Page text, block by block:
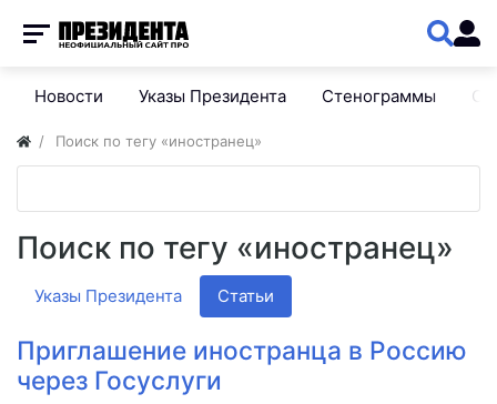
Новости Указы Президента Стенограммы
Поиск по тегу «иностранец»
Поиск по тегу «иностранец»
Указы Президента Статьи
Приглашение иностранца в Россию
через Госуслуги